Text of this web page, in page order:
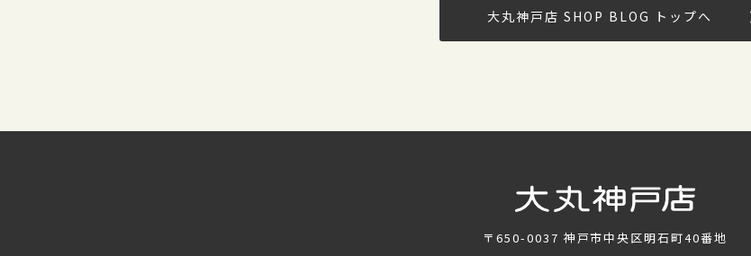
大丸神戸店 SHOP BLOG トップへ
〒650-0037 神戸市中央区明石町40番地